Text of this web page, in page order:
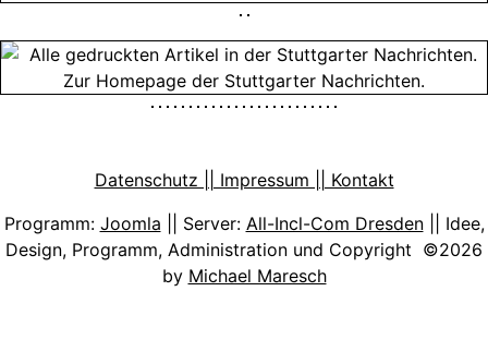
Datenschutz || Impressum || Kontakt
Programm: Joomla || Server: All-Incl-Com Dresden|| Idee,
Design, Programm, Administration und Copyright ©2026
by Michael Maresch